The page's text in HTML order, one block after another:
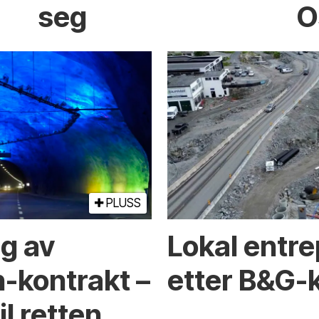
seg
PLUSS
av
kontrakt –
Lokal
etter B&G-